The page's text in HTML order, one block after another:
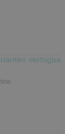
verfügbar